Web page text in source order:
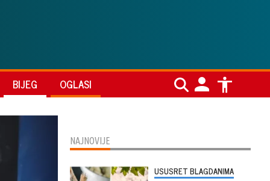
BIJEG OGLASI
NAJNOVIJE
USUSRET BLAGDANIMA